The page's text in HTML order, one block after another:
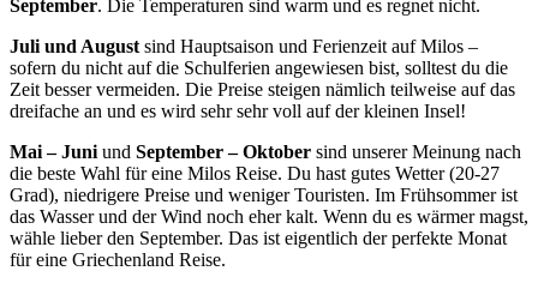
September. Die Temperaturen sind warm und es regnet nicht.
Juli und August sind Hauptsaison und Ferienzeit auf Milos –
sofern du nicht auf die Schulferien angewiesen bist, solltest du die
Zeit besser vermeiden. Die Preise steigen nämlich teilweise auf das
dreifache an und es wird sehr sehr voll auf der kleinen Insel!
Mai – Juni und September – Oktober sind unserer Meinung nach
die beste Wahl für eine Milos Reise. Du hast gutes Wetter (20-27
Grad), niedrigere Preise und weniger Touristen. Im Frühsommer ist
das Wasser und der Wind noch eher kalt. Wenn du es wärmer magst,
wähle lieber den September. Das ist eigentlich der perfekte Monat
für eine Griechenland Reise.